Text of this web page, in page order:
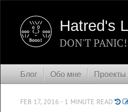
Hatred's
DON'T PANIC!
Блог Обо мне Проекты
FEB 17, 2016 - 1 MINUTE READ